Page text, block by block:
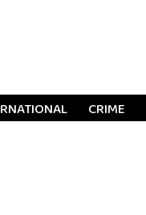
CRIME